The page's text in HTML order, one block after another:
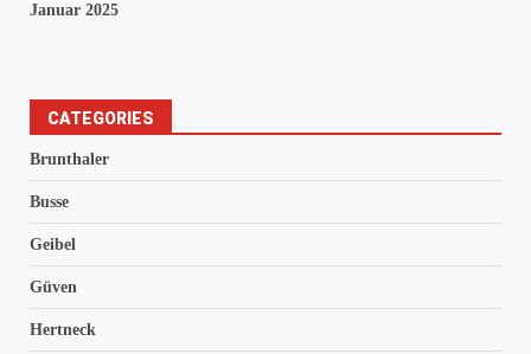
Januar 2025
CATEGORIES
Brunthaler
Busse
Geibel
Güven
Hertneck